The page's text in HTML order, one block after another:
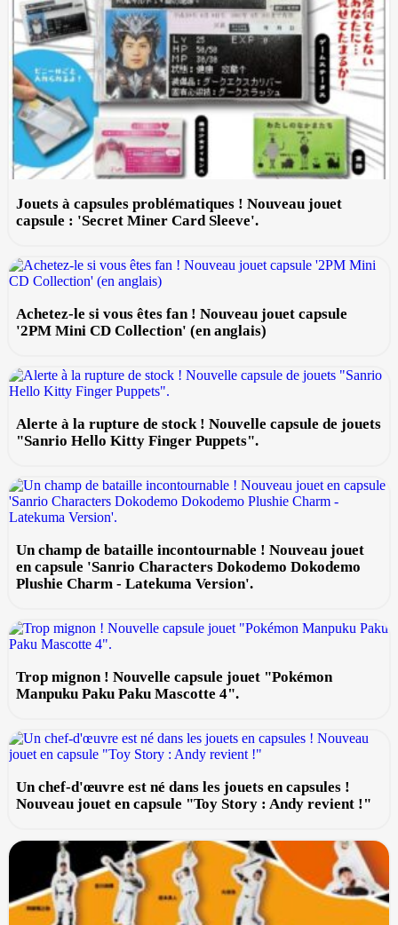
Jouets à capsules problématiques ! Nouveau jouet
capsule : 'Secret Miner Card Sleeve'.
Achetez-le si vous êtes fan ! Nouveau jouet capsule
'2PM Mini CD Collection' (en anglais)
Alerte à la rupture de stock ! Nouvelle capsule de jouets
"Sanrio Hello Kitty Finger Puppets".
Un champ de bataille incontournable ! Nouveau jouet
en capsule 'Sanrio Characters Dokodemo Dokodemo
Plushie Charm - Latekuma Version'.
Trop mignon ! Nouvelle capsule jouet "Pokémon
Manpuku Paku Paku Mascotte 4".
Un chef-d'œuvre est né dans les jouets en capsules !
Nouveau jouet en capsule "Toy Story : Andy revient !"